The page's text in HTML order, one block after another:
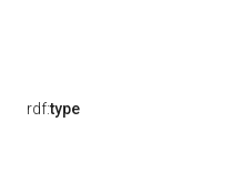
rdf:type